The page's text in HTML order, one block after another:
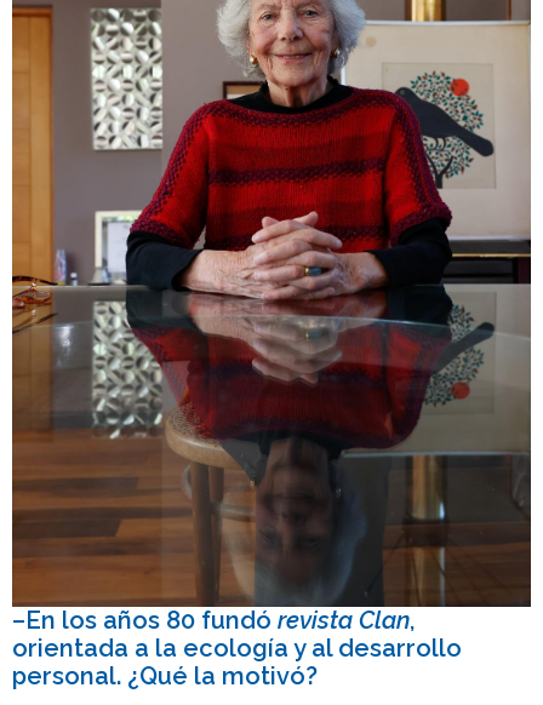
–En los años 80 fundó revista Clan,
orientada a la ecología y al desarrollo
personal. ¿Qué la motivó?